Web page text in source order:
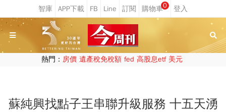
0
熱門： 房價 遺產稅免稅額 fed 高股息etf 美元
蘇純興找點子王串聯升級服務 十五天湧